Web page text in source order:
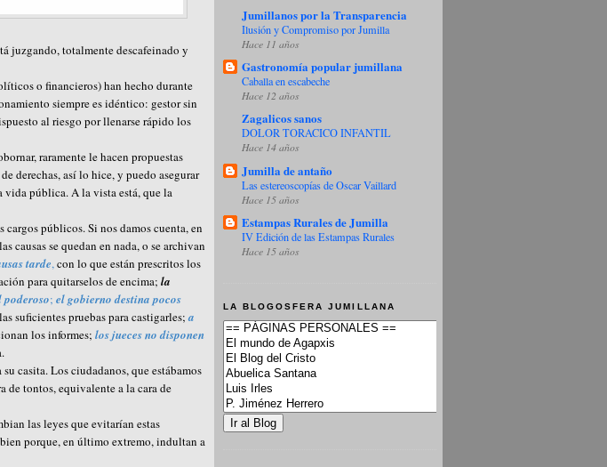
juzgando, totalmente descafeinado y
o financieros) han hecho durante
siempre es idéntico: gestor sin
al riesgo por llenarse rápido los
raramente le hacen propuestas
derechas, así lo hice, y puedo asegurar
vida pública. A la vista está, que la
cargos públicos. Si nos damos cuenta, en
causas se quedan en nada, o se archivan
tarde, con lo que están prescritos los
para quitarselos de encima; la
poderoso; el gobierno destina pocos
suficientes pruebas para castigarles;a
los informes; los jueces no disponen
casita. Los ciudadanos, que estábamos
de tontos, equivalente a la cara de
las leyes que evitarían estas
porque, en último extremo, indultan a
Jumillanos por la Transparencia
Ilusión y Compromiso por Jumilla
Hace 11 años
Gastronomía popular jumillana
Caballa en escabeche
Hace 12 años
Zagalicos sanos
DOLOR TORACICO INFANTIL
Hace 14 años
Jumilla de antaño
Las estereoscopías de Oscar Vaillard
Hace 15 años
Estampas Rurales de Jumilla
IV Edición de las Estampas Rurales
Hace 15 años
LA BLOGOSFERA JUMILLANA